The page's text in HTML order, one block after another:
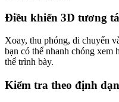
Điều khiển 3D tương
Xoay, thu phóng, di chuyển
bạn có thể nhanh chóng xem
thể trình bày.
Kiểm tra theo định